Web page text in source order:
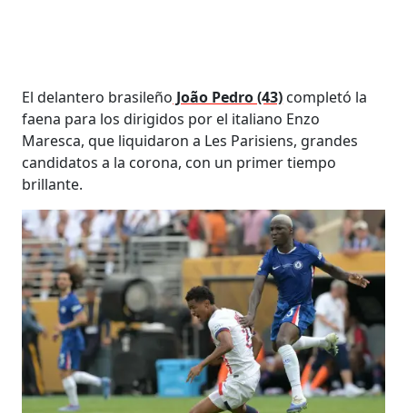
El delantero brasileño João Pedro (43) completó la
faena para los dirigidos por el italiano Enzo
Maresca, que liquidaron a Les Parisiens, grandes
candidatos a la corona, con un primer tiempo
brillante.